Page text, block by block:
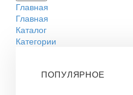
Главная
Главная
Каталог
Категории
ПОПУЛЯРНОЕ